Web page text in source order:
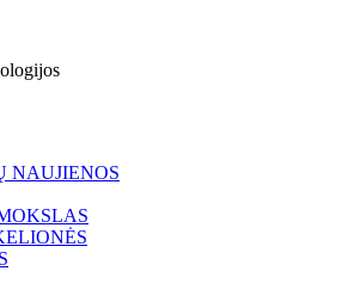
NAUJIENOS